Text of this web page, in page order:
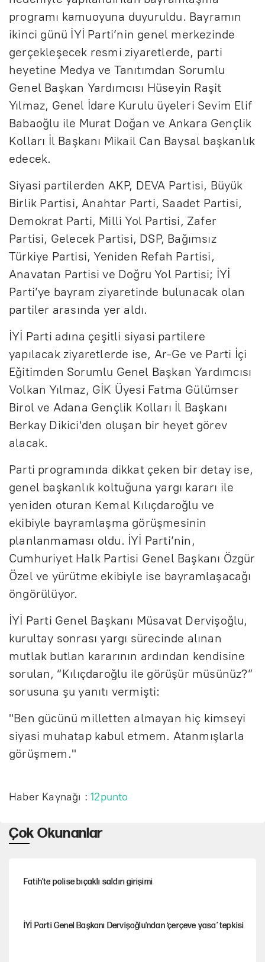
programı kamuoyuna duyuruldu. Bayramın
ikinci günü İYİ Parti’nin genel merkezinde
gerçekleşecek resmi ziyaretlerde, parti
heyetine Medya ve Tanıtımdan Sorumlu
Genel Başkan Yardımcısı Hüseyin Raşit
Yılmaz, Genel İdare Kurulu üyeleri Sevim Elif
Babaoğlu ile Murat Doğan ve Ankara Gençlik
Kolları İl Başkanı Mikail Can Baysal başkanlık
edecek.
Siyasi partilerden AKP, DEVA Partisi, Büyük
Birlik Partisi, Anahtar Parti, Saadet Partisi,
Demokrat Parti, Milli Yol Partisi, Zafer
Partisi, Gelecek Partisi, DSP, Bağımsız
Türkiye Partisi, Yeniden Refah Partisi,
Anavatan Partisi ve Doğru Yol Partisi; İYİ
Parti’ye bayram ziyaretinde bulunacak olan
partiler arasında yer aldı.
İYİ Parti adına çeşitli siyasi partilere
yapılacak ziyaretlerde ise, Ar-Ge ve Parti İçi
Eğitimden Sorumlu Genel Başkan Yardımcısı
Volkan Yılmaz, GİK Üyesi Fatma Gülümser
Birol ve Adana Gençlik Kolları İl Başkanı
Berkay Dikici'den oluşan bir heyet görev
alacak.
Parti programında dikkat çeken bir detay ise,
genel başkanlık koltuğuna yargı kararı ile
yeniden oturan Kemal Kılıçdaroğlu ve
ekibiyle bayramlaşma görüşmesinin
planlanmaması oldu. İYİ Parti’nin,
Cumhuriyet Halk Partisi Genel Başkanı Özgür
Özel ve yürütme ekibiyle ise bayramlaşacağı
öngörülüyor.
İYİ Parti Genel Başkanı Müsavat Dervişoğlu,
kurultay sonrası yargı sürecinde alınan
mutlak butlan kararının ardından kendisine
sorulan, “Kılıçdaroğlu ile görüşür müsünüz?”
sorusuna şu yanıtı vermişti:
"Ben gücünü milletten almayan hiç kimseyi
siyasi muhatap kabul etmem. Atanmışlarla
görüşmem."
Haber Kaynağı :12punto
Çok Okunanlar
Fatih’te polise bıçaklı saldırı girişimi
İYİ Parti Genel Başkanı Dervişoğlu'ndan ‘çerçeve yasa’ tepkisi